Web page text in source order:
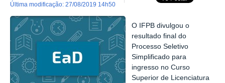
última modificação: 27/08/2019 14h50
O IFPB divulgou o
resultado final do
Processo Seletivo
Simplificado para
ingresso no Curso
Superior de Licenciatura